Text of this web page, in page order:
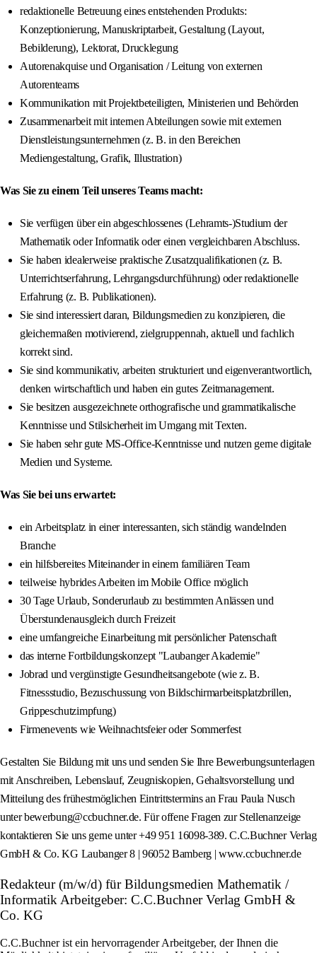
redaktionelle Betreuung eines entstehenden Produkts:
Konzeptionierung, Manuskriptarbeit, Gestaltung (Layout,
Bebilderung), Lektorat, Drucklegung
Autorenakquise und Organisation / Leitung von externen
Autorenteams
Kommunikation mit Projektbeteiligten, Ministerien und Behörden
Zusammenarbeit mit internen Abteilungen sowie mit externen
Dienstleistungsunternehmen (z. B. in den Bereichen
Mediengestaltung, Grafik, Illustration)
Was Sie zu einem Teil unseres Teams macht:
Sie verfügen über ein abgeschlossenes (Lehramts-)Studium der
Mathematik oder Informatik oder einen vergleichbaren Abschluss.
Sie haben idealerweise praktische Zusatzqualifikationen (z. B.
Unterrichtserfahrung, Lehrgangsdurchführung) oder redaktionelle
Erfahrung (z. B. Publikationen).
Sie sind interessiert daran, Bildungsmedien zu konzipieren, die
gleichermaßen motivierend, zielgruppennah, aktuell und fachlich
korrekt sind.
Sie sind kommunikativ, arbeiten strukturiert und eigenverantwortlich,
denken wirtschaftlich und haben ein gutes Zeitmanagement.
Sie besitzen ausgezeichnete orthografische und grammatikalische
Kenntnisse und Stilsicherheit im Umgang mit Texten.
Sie haben sehr gute MS-Office-Kenntnisse und nutzen gerne digitale
Medien und Systeme.
Was Sie bei uns erwartet:
ein Arbeitsplatz in einer interessanten, sich ständig wandelnden
Branche
ein hilfsbereites Miteinander in einem familiären Team
teilweise hybrides Arbeiten im Mobile Office möglich
30 Tage Urlaub, Sonderurlaub zu bestimmten Anlässen und
Überstundenausgleich durch Freizeit
eine umfangreiche Einarbeitung mit persönlicher Patenschaft
das interne Fortbildungskonzept "Laubanger Akademie"
Jobrad und vergünstigte Gesundheitsangebote (wie z. B.
Fitnessstudio, Bezuschussung von Bildschirmarbeitsplatzbrillen,
Grippeschutzimpfung)
Firmenevents wie Weihnachtsfeier oder Sommerfest
Gestalten Sie Bildung mit uns und senden Sie Ihre Bewerbungsunterlagen
mit Anschreiben, Lebenslauf, Zeugniskopien, Gehaltsvorstellung und
Mitteilung des frühestmöglichen Eintrittstermins an Frau Paula Nusch
unter bewerbung@ccbuchner.de. Für offene Fragen zur Stellenanzeige
kontaktieren Sie uns gerne unter +49 951 16098-389. C.C.Buchner Verlag
GmbH & Co. KG Laubanger 8 | 96052 Bamberg | www.ccbuchner.de
Redakteur (m/w/d) für Bildungsmedien Mathematik /
Informatik Arbeitgeber: C.C.Buchner Verlag GmbH &
Co. KG
C.C.Buchner ist ein hervorragender Arbeitgeber, der Ihnen die